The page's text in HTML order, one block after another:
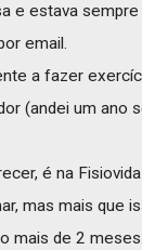
e estava sempre
email.
a fazer
(andei um ano
é na
mas mais que
mais de 2 meses.